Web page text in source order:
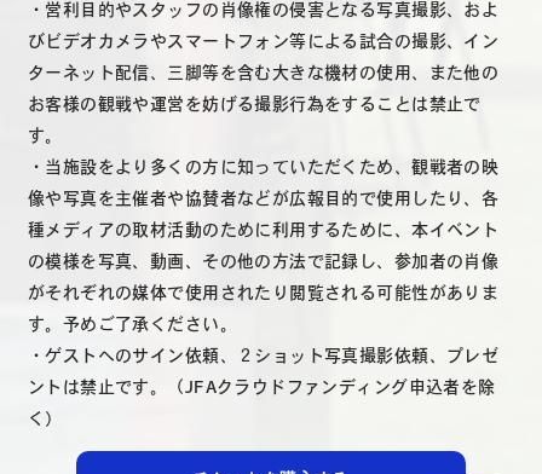
・営利目的やスタッフの肖像権の侵害となる写真撮影、およ
びビデオカメラやスマートフォン等による試合の撮影、イン
ターネット配信、三脚等を含む大きな機材の使用、また他の
お客様の観戦や運営を妨げる撮影行為をすることは禁止で
す。
・当施設をより多くの方に知っていただくため、観戦者の映
像や写真を主催者や協賛者などが広報目的で使用したり、各
種メディアの取材活動のために利用するために、本イベント
の模様を写真、動画、その他の方法で記録し、参加者の肖像
がそれぞれの媒体で使用されたり閲覧される可能性がありま
す。予めご了承ください。
・ゲストへのサイン依頼、２ショット写真撮影依頼、プレゼ
ントは禁止です。（JFAクラウドファンディング申込者を除
く）